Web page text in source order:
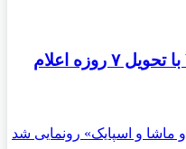
شرایط فروش تویوتا bZ۵ با تحویل ۷ روزه اعلام